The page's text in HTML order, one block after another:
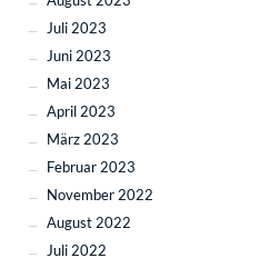
Juli 2023
Juni 2023
Mai 2023
April 2023
März 2023
Februar 2023
November 2022
August 2022
Juli 2022